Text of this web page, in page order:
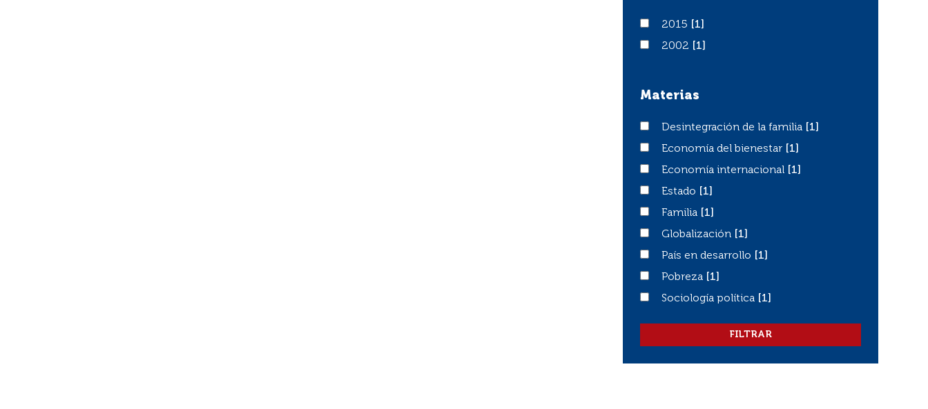
20152015
[1]
20022002 [1]
Materias
Desintegración de la familia
Desintegración de la familia
[1]
Economía del bienestar
Economía del bienestar
[1]
Economía internacional
Economía internacional
[1]
EstadoEstado
[1]
FamiliaFamilia
[1]
Globalización
Globalización
[1]
País en desarrollo
País en desarrollo
[1]
PobrezaPobreza
[1]
Sociología política
Sociología política [1]